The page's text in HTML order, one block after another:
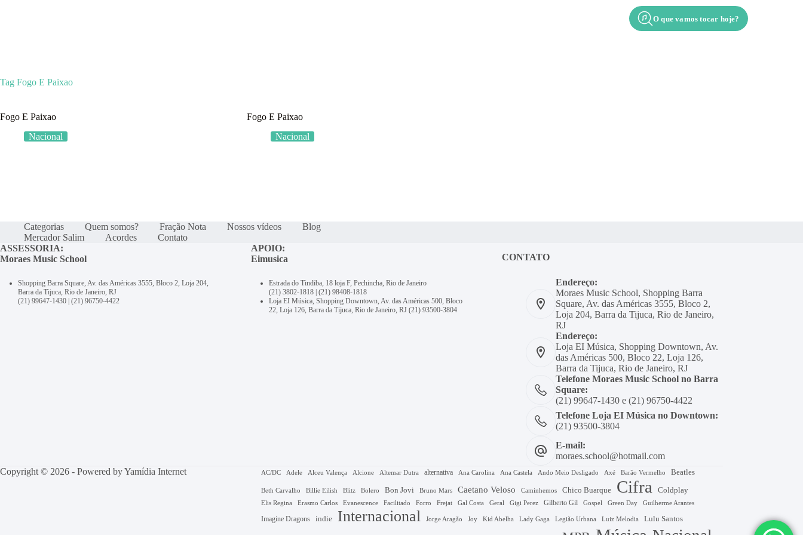
O que vamos tocar hoje?
Tag Fogo E Paixao
Fogo E Paixao
Nacional
Fogo E Paixao
Nacional
Categorias Quem somos? Fração Nota Nossos vídeos
Blog
Mercador Salim
Acordes
Contato
ASSESSORIA:
Moraes Music School
Shopping Barra Square, Av. das Américas 3555, Bloco 2, Loja 204,
Barra da Tijuca, Rio de Janeiro, RJ
(21) 99647-1430 | (21) 96750-4422
APOIO:
Eimusica
Estrada do Tindiba, 18 loja F, Pechincha, Rio de Janeiro
(21) 3802-1818| (21) 98408-1818
Loja EI Música, Shopping Downtown, Av. das Américas 500, Bloco
22, Loja 126, Barra da Tijuca, Rio de Janeiro, RJ (21) 93500-3804
CONTATO
Endereço:
Moraes Music School, Shopping Barra
Square, Av. das Américas 3555, Bloco 2,
Loja 204, Barra da Tijuca, Rio de Janeiro,
RJ
Endereço:
Loja EI Música, Shopping Downtown, Av.
das Américas 500, Bloco 22, Loja 126,
Barra da Tijuca, Rio de Janeiro, RJ
Telefone Moraes Music School no Barra
Square:
(21) 99647-1430 e (21) 96750-4422
Telefone Loja EI Música no Downtown:
(21) 93500-3804
E-mail:
moraes.school@hotmail.com
Copyright © 2026 - Powered byYamídia Internet AC/DC Adele Alceu Valença Alcione Altemar Dutra alternativa Ana Carolina Ana Castela Ando Meio Desligado Axé Barão Vermelho Beatles
Beth Carvalho Billie Eilish Blitz Bolero Bon Jovi Bruno Mars Caetano Veloso Caminhemos Chico Buarque Cifra Coldplay
Elis Regina Erasmo Carlos Evanescence Facilitado Forro Frejat Gal Costa Geral Gigi Perez Gilberto Gil Gospel Green Day Guilherme Arantes
Imagine Dragons indie Internacional Jorge Aragão Joy Kid Abelha Lady Gaga Legião Urbana Luiz Melodia Lulu Santos